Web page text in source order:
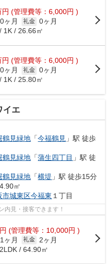
円 (管理費等：6,000円 )
0ヶ月 礼金 0ヶ月
1K / 26.66㎡
円 (管理費等：6,000円 )
0ヶ月 礼金 0ヶ月
1K / 25.80㎡
イエ
鶴見緑地 「今福鶴見 」駅 徒歩
鶴見緑地 「蒲生四丁目 」駅 徒
鶴見緑地 「横堤 」駅 徒歩15分
㎡
市城東区今福東 １丁目
内見・接客できます！
円 (管理費等：10,000円 )
1ヶ月 礼金
2ヶ月
/ 64.90㎡